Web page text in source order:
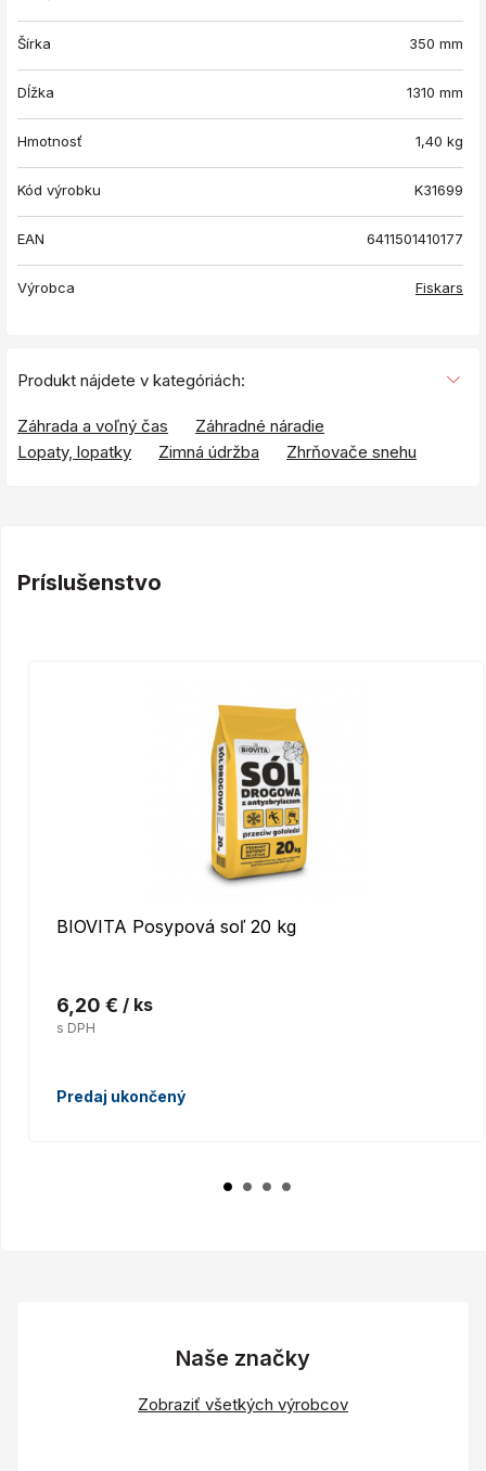
Šírka 350 mm
Dĺžka 1310 mm
Hmotnosť 1,40 kg
Kód výrobku K31699
EAN 6411501410177
Výrobca Fiskars
Produkt nájdete v kategóriách:
Záhrada a voľný čas
Záhradné náradie
Lopaty, lopatky
Zimná údržba Zhrňovače snehu
Príslušenstvo
BIOVITA Posypová soľ 20 kg
6,20 € / ks
s DPH
Predaj ukončený
Naše značky
Zobraziť všetkých výrobcov